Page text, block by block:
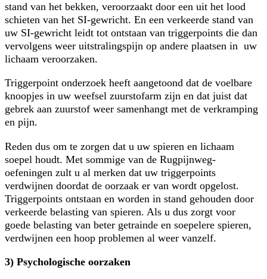
stand van het bekken, veroorzaakt door een uit het lood
schieten van het SI-gewricht. En een verkeerde stand van
uw SI-gewricht leidt tot ontstaan van triggerpoints die dan
vervolgens weer uitstralingspijn op andere plaatsen in uw
lichaam veroorzaken.
Triggerpoint onderzoek heeft aangetoond dat de voelbare
knoopjes in uw weefsel zuurstofarm zijn en dat juist dat
gebrek aan zuurstof weer samenhangt met de verkramping
en pijn.
Reden dus om te zorgen dat u uw spieren en lichaam
soepel houdt. Met sommige van de Rugpijnweg-
oefeningen zult u al merken dat uw triggerpoints
verdwijnen doordat de oorzaak er van wordt opgelost.
Triggerpoints ontstaan en worden in stand gehouden door
verkeerde belasting van spieren. Als u dus zorgt voor
goede belasting van beter getrainde en soepelere spieren,
verdwijnen een hoop problemen al weer vanzelf.
3) Psychologische oorzaken